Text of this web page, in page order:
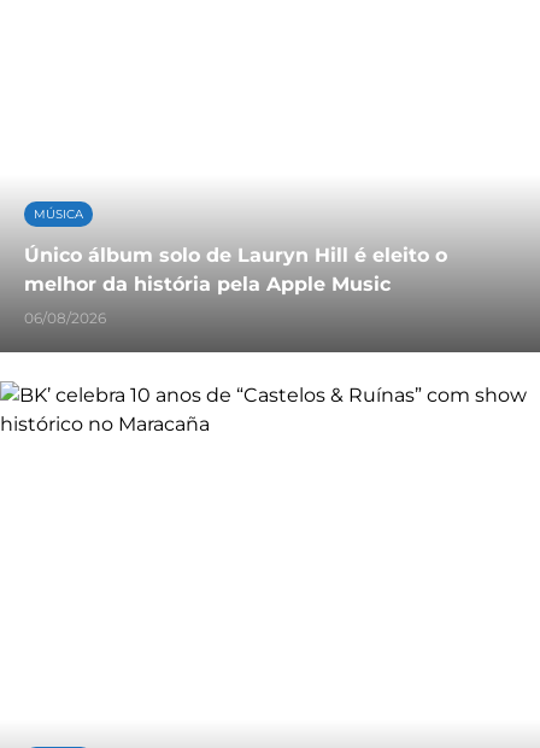
MÚSICA
Único álbum solo de Lauryn Hill é eleito o
melhor da história pela Apple Music
06/08/2026